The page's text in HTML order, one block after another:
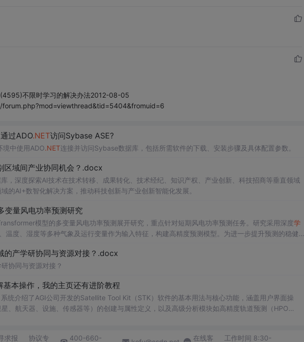
不限时学习的解决办法2012-08-05
过ADO.NET访问Sybase ASE?
境中使用ADO.NET连接并访问Sybase数据库，包括所需软件的下载、安装步骤及具体配置参数。
区域间产业协同机会？.docx
，深度探索AI技术在技术转移、成果转化、技术经纪、知识产权、产业创新、科技招商等垂直领域
的AI+数智化解决方案，推动科技创新与产业创新智能化发展。
量风电功率预测研究
模型的多变量风电功率预测展开研究，重点针对短期风电功率预测任务。研究采用深度学
温度、湿度等多种气象及运行变量作为输入特征，构建高精度预测模型。为进一步提升预测的稳健性
型应用，旨在提高风电并网的稳定性与电网调度的科学性。; 适合人群：具备Python编程基
或TensorFlow）的研究生、科研人员，以及从事新能源发电预测、电力系统调度、智能电网优化
、改进或扩展基于Transformer的时间序列预测模型；③探索LASSO分位数回归与深度
融合机制，提升预测结果的概率性输出与风险评估能力。; 阅读建议：此资源适用于已掌握机器学习与深度学习基础知识的读者，建议结合
关注多变量数据的预处理流程、Transformer模型的结构设计与注意力机制实现、超参数调优策略，
的产学研协同与资源对接？.docx
协同与资源对接？
本操作，我的主页还有进阶教程
统介绍了AGI公司开发的Satellite Tool Kit（STK）软件的基本用法与核心功能，涵盖用户界面操
、航天器、设施、传感器等）的创建与属性定义，以及高级分析模块如高精度轨道预测（HPO
面（Scenario）管理的卫星系统仿真、卫星及各类与分析。;对象（如航天器、设施、传感器 适合人
求报
协议专
400-660-
在线客
工作时间 8:30-